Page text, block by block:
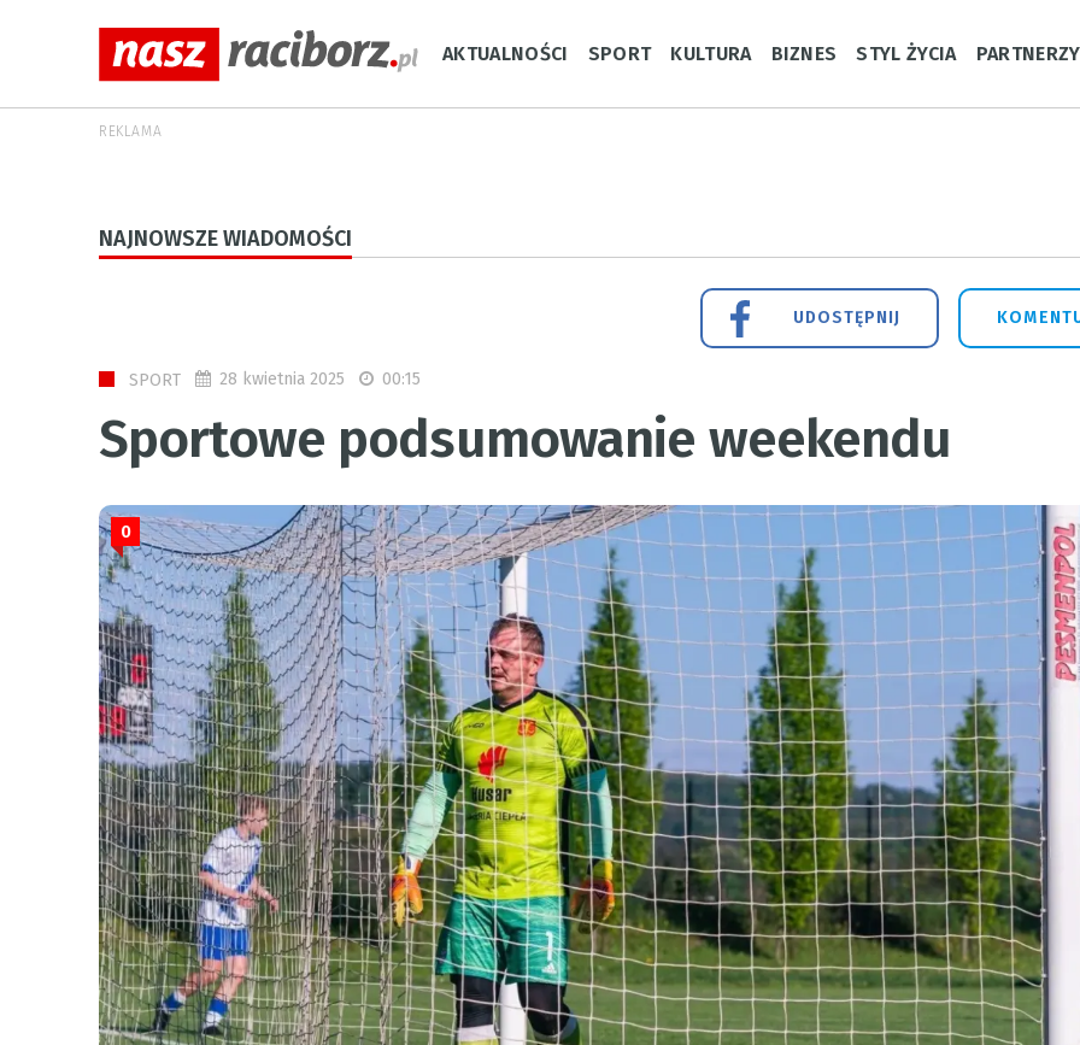
AKTUALNOŚCI SPORT KULTURA BIZNES STYL ŻYCIA PARTNERZY
REKLAMA
NAJNOWSZE WIADOMOŚCI
UDOSTĘPNIJ
SPORT 28 kwietnia 2025 00:15
Sportowe podsumowanie weekendu
0